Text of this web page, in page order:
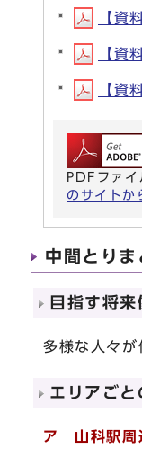
【資
【資
【資
PDFファ
のサイト
中間とりま
目指す将来
多様な人々が
エリアごと
ア 山科駅周